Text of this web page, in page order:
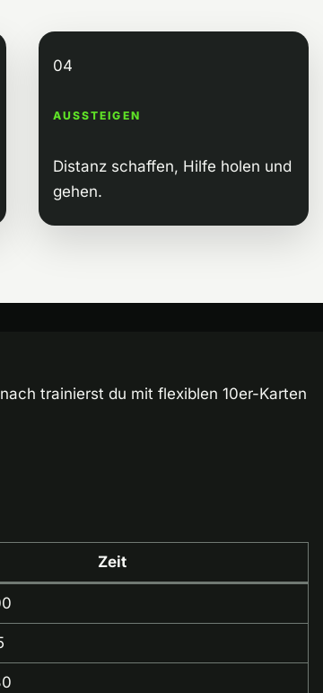
04
AUSSTEIGEN
Distanz schaffen, Hilfe holen und
gehen.
trainierst du mit flexiblen 10er-Karten
Zeit